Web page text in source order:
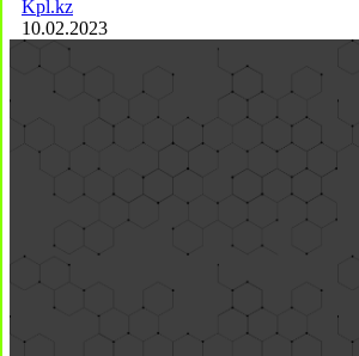
Kpl.kz
10.02.2023